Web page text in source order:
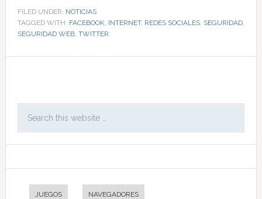
FILED UNDER: NOTICIAS
TAGGED WITH: FACEBOOK, INTERNET, REDES SOCIALES, SEGURIDAD,
SEGURIDAD WEB, TWITTER
JUEGOS NAVEGADORES